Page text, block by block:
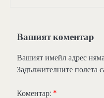
Вашият коментар
Вашият имейл адрес
Задължителните полета
Коментар: *